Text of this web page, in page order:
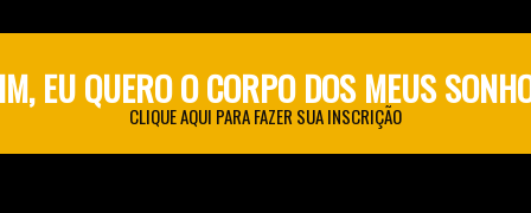
EU QUERO O CORPO DOS MEUS
CLIQUE AQUI PARA FAZER SUA INSCRIÇÃO